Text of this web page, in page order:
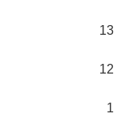
13
12
1